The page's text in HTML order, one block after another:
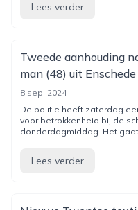
Lees verder
Tweede aanhouding
man (48) uit
8 sep. 2024
De politie heeft zaterdag
voor betrokkenheid bij de
donderdagmiddag. Het
Lees verder